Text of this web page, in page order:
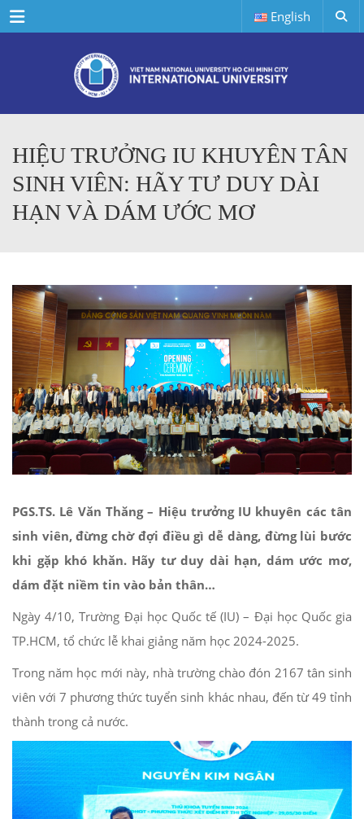
Menu English
HIỆU TRƯỞNG IU KHUYÊN TÂN
SINH VIÊN: HÃY TƯ DUY DÀI
HẠN VÀ DÁM ƯỚC MƠ
PGS.TS. Lê Văn Thăng – Hiệu trưởng IU khuyên các tân
sinh viên, đừng chờ đợi điều gì dễ dàng, đừng lùi bước
khi gặp khó khăn. Hãy tư duy dài hạn, dám ước mơ,
dám đặt niềm tin vào bản thân…
Ngày 4/10, Trường Đại học Quốc tế (IU) – Đại học Quốc gia
TP.HCM, tổ chức lễ khai giảng năm học 2024-2025.
Trong năm học mới này, nhà trường chào đón 2167 tân sinh
viên với 7 phương thức tuyển sinh khác nhau, đến từ 49 tỉnh
thành trong cả nước.